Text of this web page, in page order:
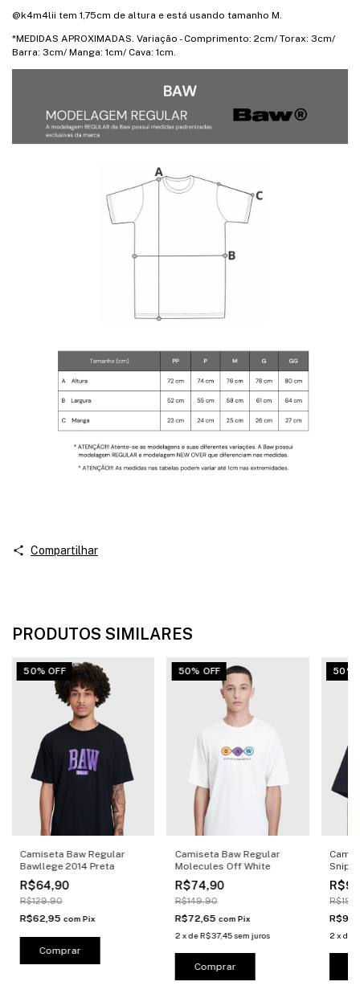
@k4m4lii tem 1,75cm de altura e está usando tamanho M.
*MEDIDAS APROXIMADAS. Variação - Comprimento: 2cm/ Torax: 3cm/
Barra: 3cm/ Manga: 1cm/ Cava: 1cm.
Compartilhar
PRODUTOS SIMILARES
Camiseta Baw Regular
Bawllege 2014 Preta
R$64,90
50% OFF
R$129,90
R$62,95 com Pix
Comprar
Camiseta Baw Regular
Molecules Off White
R$74,90
50% OFF
R$149,90
R$72,65 com Pix
2 xdeR$37,45 sem juros
Comprar
Snip
50%
2 x de